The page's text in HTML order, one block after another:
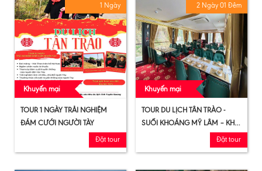
Khuyến mại
1 Ngày
TOUR 1 NGÀY TRẢI NGHIỆM
ĐÁM CƯỚI NGƯỜI TÀY
Đặt tour
Khuyến mại
2 Ngày 01 Đêm
TOUR DU LỊCH TÂN TRÀO -
SUỐI KHOÁNG MỸ LÂM – KHU
DU LỊCH SINH THÁI NA HANG (
Đặt tour